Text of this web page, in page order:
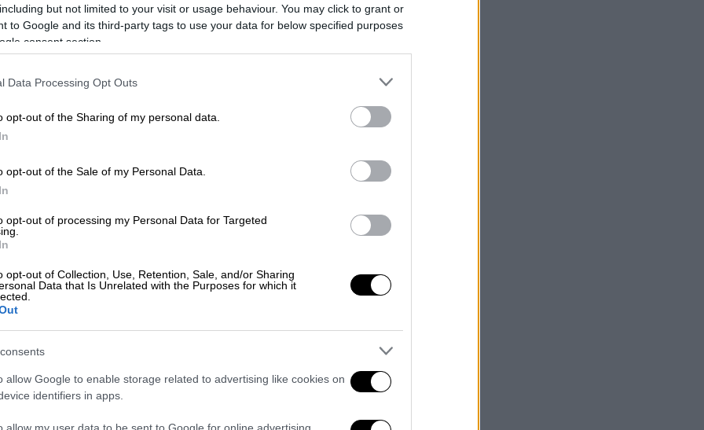
but not limited to your visit or usage behaviour. You may click to grant or
to Google and its third-party tags to use your data for below specified purposes
consent section.
Data Processing Opt Outs
opt-out of the Sharing of my personal data.
opt-out of the Sale of my Personal Data.
opt-out of processing my Personal Data for Targeted
opt-out of Collection, Use, Retention, Sale, and/or Sharing
Data that Is Unrelated with the Purposes for which it
allow Google to enable storage related to advertising like cookies on
identifiers in apps.
το ΕΘΝΟΣ στη Google
όχημα.
έβαλαν φωτιά σε ΑΤΜ που
εύφλεκτο υλικό και στη συνέχεια
Όταν η αγοραστική δύναμη